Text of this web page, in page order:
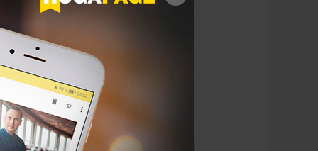
richtet sein
das